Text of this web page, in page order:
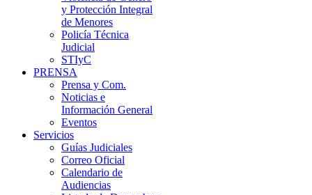
y Protección Integral
de Menores
Policía Técnica
Judicial
STIyC
PRENSA
Prensa y Com.
Noticias e
Información General
Eventos
Servicios
Guías Judiciales
Correo Oficial
Calendario de
Audiencias